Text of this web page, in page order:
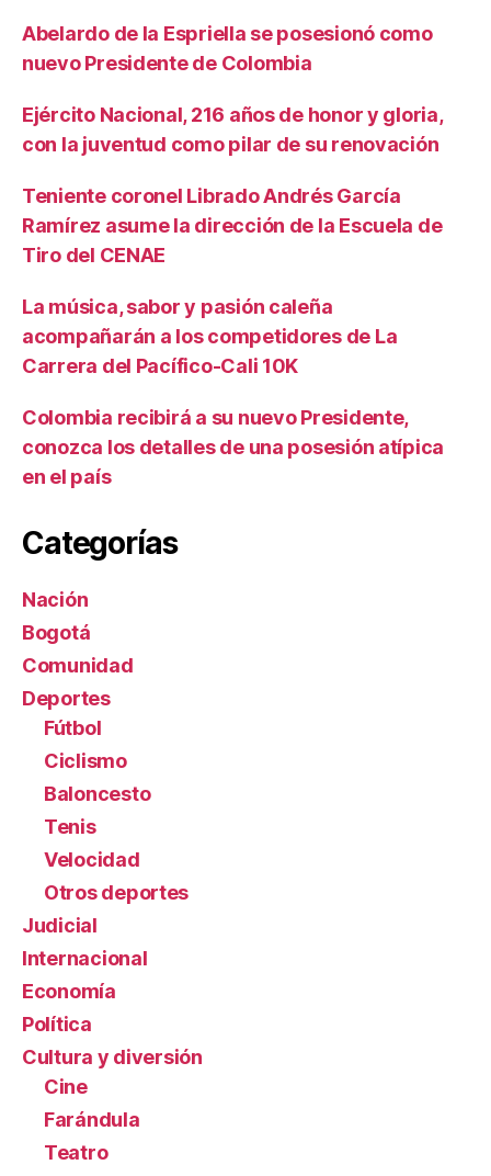
Abelardo de la Espriella se posesionó como
nuevo Presidente de Colombia
Ejército Nacional, 216 años de honor y gloria,
con la juventud como pilar de su renovación
Teniente coronel Librado Andrés García
Ramírez asume la dirección de la Escuela de
Tiro del CENAE
La música, sabor y pasión caleña
acompañarán a los competidores de La
Carrera del Pacífico-Cali 10K
Colombia recibirá a su nuevo Presidente,
conozca los detalles de una posesión atípica
en el país
Categorías
Nación
Bogotá
Comunidad
Deportes
Fútbol
Ciclismo
Baloncesto
Tenis
Velocidad
Otros deportes
Judicial
Internacional
Economía
Política
Cultura y diversión
Cine
Farándula
Teatro